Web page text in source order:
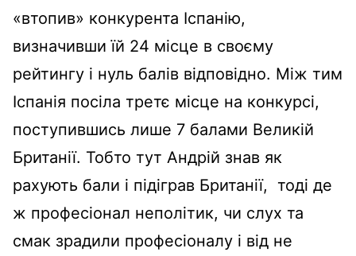
«втопив» конкурента Іспанію,
визначивши їй 24 місце в своєму
рейтингу і нуль балів відповідно. Між тим
Іспанія посіла третє місце на конкурсі,
поступившись лише 7 балами Великій
Британії. Тобто тут Андрій знав як
рахують бали і підіграв Британії,
тоді де
ж професіонал неполітик, чи слух та
смак зрадили професіоналу і від не